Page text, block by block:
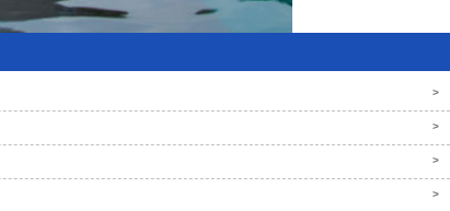
>
>
>
>